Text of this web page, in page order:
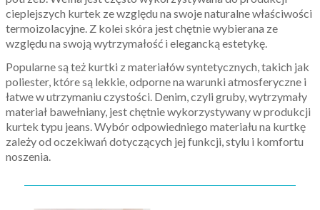
cieplejszych kurtek ze względu na swoje naturalne właściwości
termoizolacyjne. Z kolei skóra jest chętnie wybierana ze
względu na swoją wytrzymałość i elegancką estetykę.
Popularne są też kurtki z materiałów syntetycznych, takich jak
poliester, które są lekkie, odporne na warunki atmosferyczne i
łatwe w utrzymaniu czystości. Denim, czyli gruby, wytrzymały
materiał bawełniany, jest chętnie wykorzystywany w produkcji
kurtek typu jeans. Wybór odpowiedniego materiału na kurtkę
zależy od oczekiwań dotyczących jej funkcji, stylu i komfortu
noszenia.